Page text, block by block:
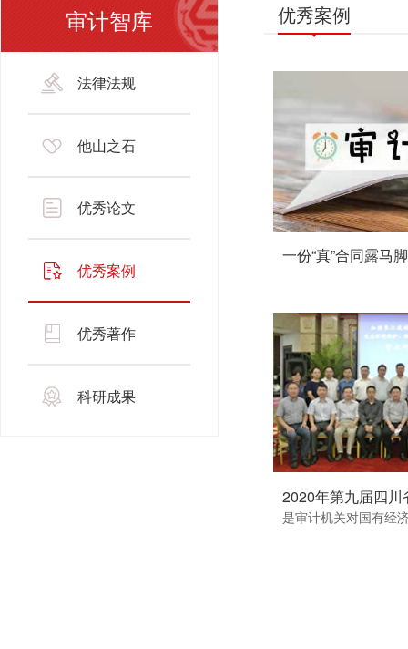
审计智库
法律法规
他山之石
优秀论文
优秀案例
优秀著作
科研成果
优秀案例
一份“真”合同露马
2020年第九届四川
是审计机关对国有经